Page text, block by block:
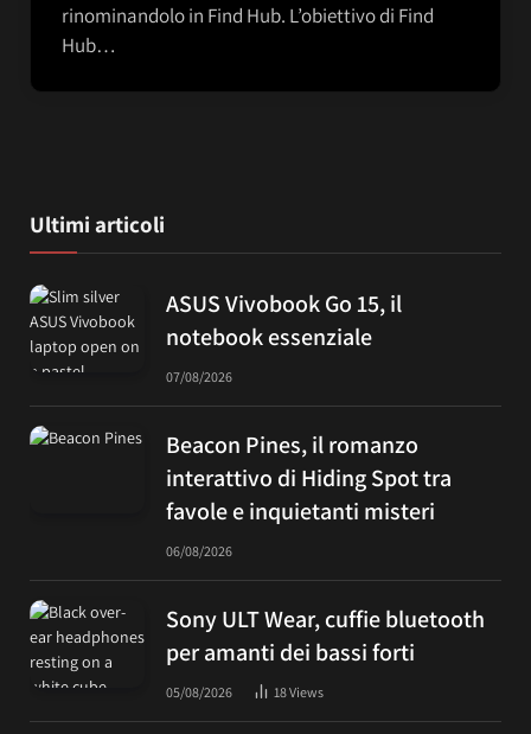
rinominandolo in Find Hub. L’obiettivo di Find
Hub…
Ultimi articoli
ASUS Vivobook Go 15, il
notebook essenziale
07/08/2026
Beacon Pines, il romanzo
interattivo di Hiding Spot tra
favole e inquietanti misteri
06/08/2026
Sony ULT Wear, cuffie bluetooth
per amanti dei bassi forti
05/08/2026 18Views